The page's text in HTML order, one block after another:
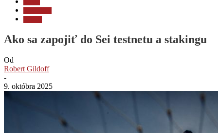
Ako sa zapojiť do Sei testnetu a stakingu
Od
Robert Gildoff
-
9. októbra 2025